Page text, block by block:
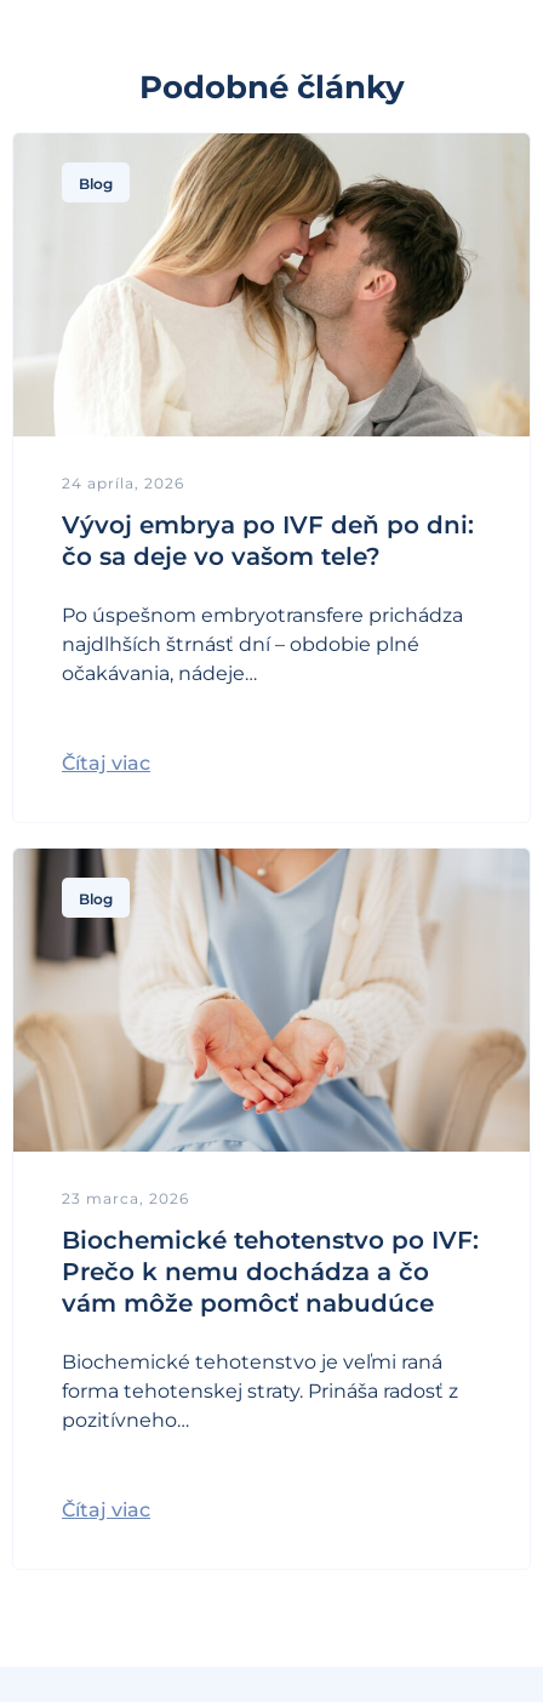
Podobné články
Blog
24 apríla, 2026
Vývoj embrya po IVF deň po dni:
čo sa deje vo vašom tele?
Po úspešnom embryotransfere prichádza
najdlhších štrnásť dní – obdobie plné
očakávania, nádeje…
Čítaj viac
Blog
23 marca, 2026
Biochemické tehotenstvo po IVF:
Prečo k nemu dochádza a čo
vám môže pomôcť nabudúce
Biochemické tehotenstvo je veľmi raná
forma tehotenskej straty. Prináša radosť z
pozitívneho…
Čítaj viac